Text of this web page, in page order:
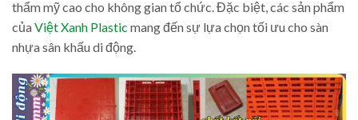
thẩm mỹ cao cho không gian tổ chức. Đặc biệt, các sản phẩm
củaViệt Xanh Plastic mang đến sự lựa chọn tối ưu cho sàn
nhựa sân khấu di động.